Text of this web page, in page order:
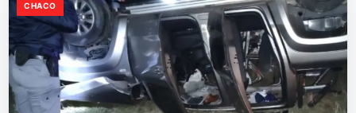
CHACO